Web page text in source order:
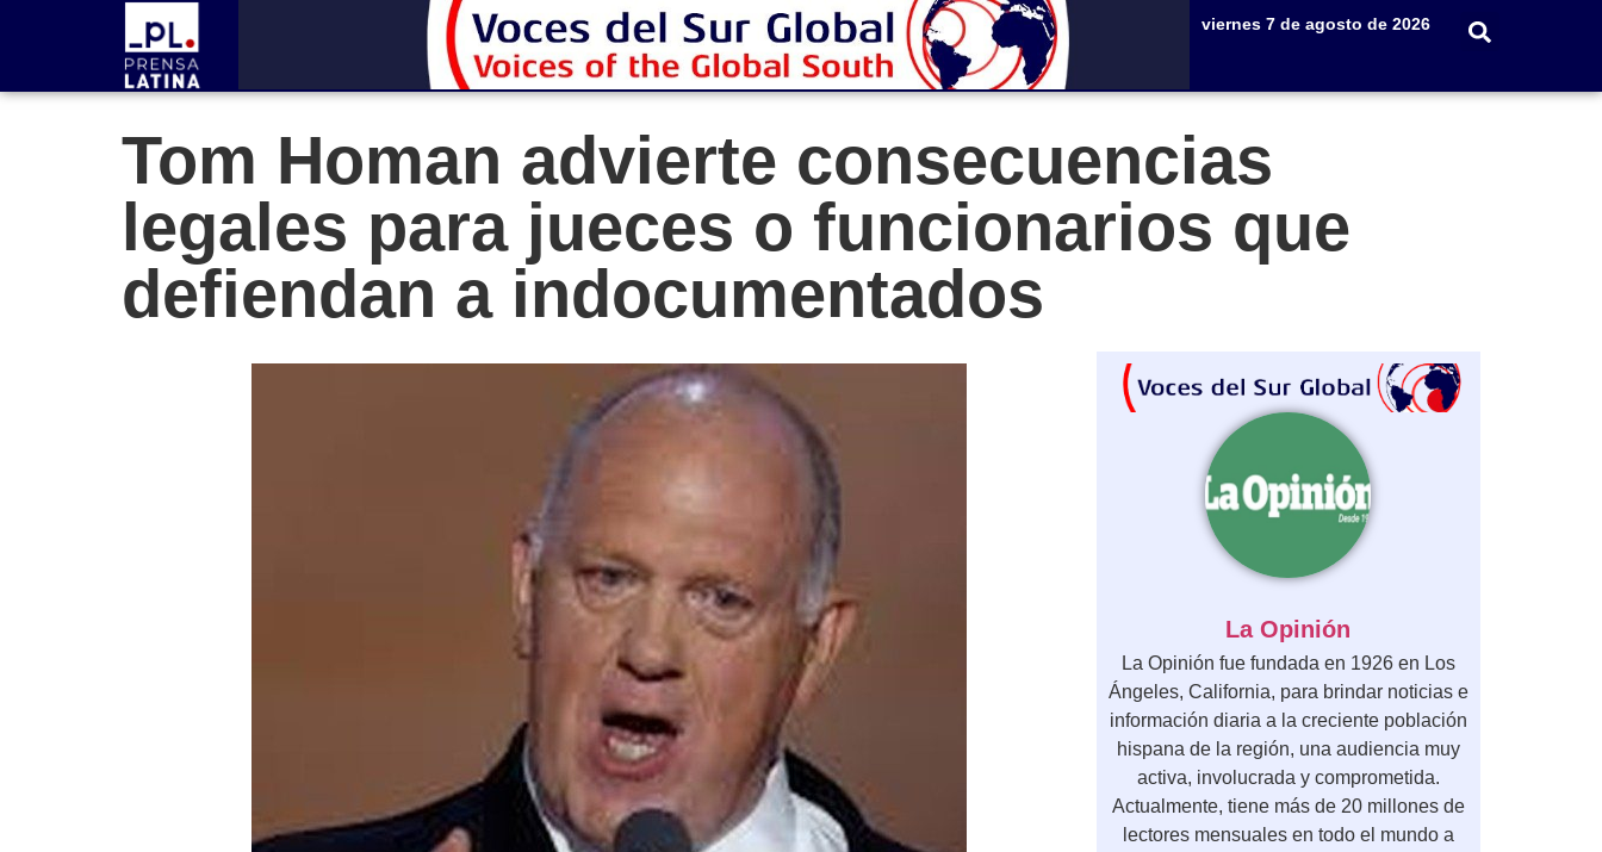
viernes 7 de agosto de 2026
Tom Homan advierte consecuencias
legales para jueces o funcionarios que
defiendan a indocumentados
La Opinión
La Opinión fue fundada en 1926 en Los
Ángeles, California, para brindar noticias e
información diaria a la creciente población
hispana de la región, una audiencia muy
activa, involucrada y comprometida.
Actualmente, tiene más de 20 millones de
lectores mensuales en todo el mundo a